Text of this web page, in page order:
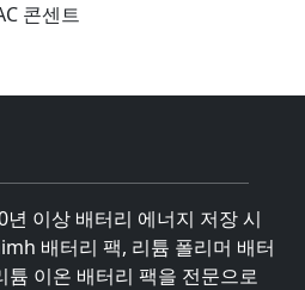
콘센트
년 이상 배터리 에너지 저장 시
배터리 팩, 리튬 폴리머 배터
튬 이온 배터리 팩을 전문으로